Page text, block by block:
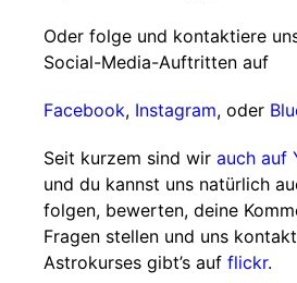
Oder folge und kontaktiere
Social-Media-Auftritten auf
Facebook, Instagram, oder
Seit kurzem sind wir auch auf
und du kannst uns natürlich
folgen, bewerten, deine
Fragen stellen und uns
Astrokurses gibt’s auf flickr.